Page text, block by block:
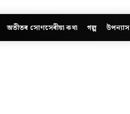
অতীতৰ সোণসেৰীয়া কথা গল্প উপন্যাস